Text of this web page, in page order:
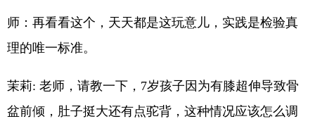
师：再看看这个，天天都是这玩意儿，实践是检验真
理的唯一标准。
茉莉: 老师，请教一下，7岁孩子因为有膝超伸导致骨
盆前倾，肚子挺大还有点驼背，这种情况应该怎么调